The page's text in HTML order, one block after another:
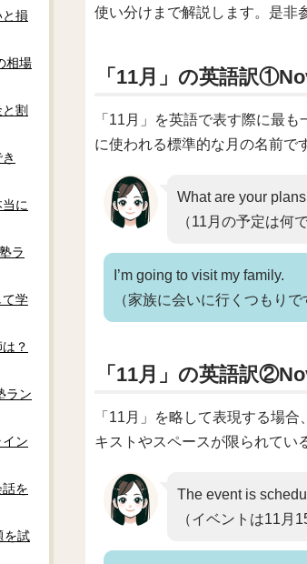
使い分けまで解説します。是非
「11月」の英語訳
「11月」を英語で表す際に最
に使われる標準的な月の名前で
What are your
（11月の予定は何
I’m going to visit my family.
（家族に会いに行くつもりで
「11月」の英語訳
「11月」を略して表現する場
キストやスペースが限られてい
The event is
（イベントは11月
損
相場
割
に
ラ
て学
？
ラン
ン
を
を試